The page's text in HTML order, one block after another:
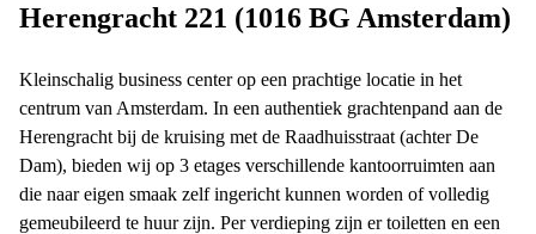
Herengracht 221 (1016 BG Amsterdam)
Kleinschalig business center op een prachtige locatie in het
centrum van Amsterdam. In een authentiek grachtenpand aan de
Herengracht bij de kruising met de Raadhuisstraat (achter De
Dam), bieden wij op 3 etages verschillende kantoorruimten aan
die naar eigen smaak zelf ingericht kunnen worden of volledig
gemeubileerd te huur zijn. Per verdieping zijn er toiletten en een